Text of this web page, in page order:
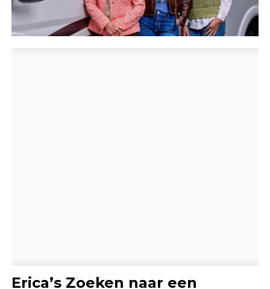
Erica’s Zoeken naar een